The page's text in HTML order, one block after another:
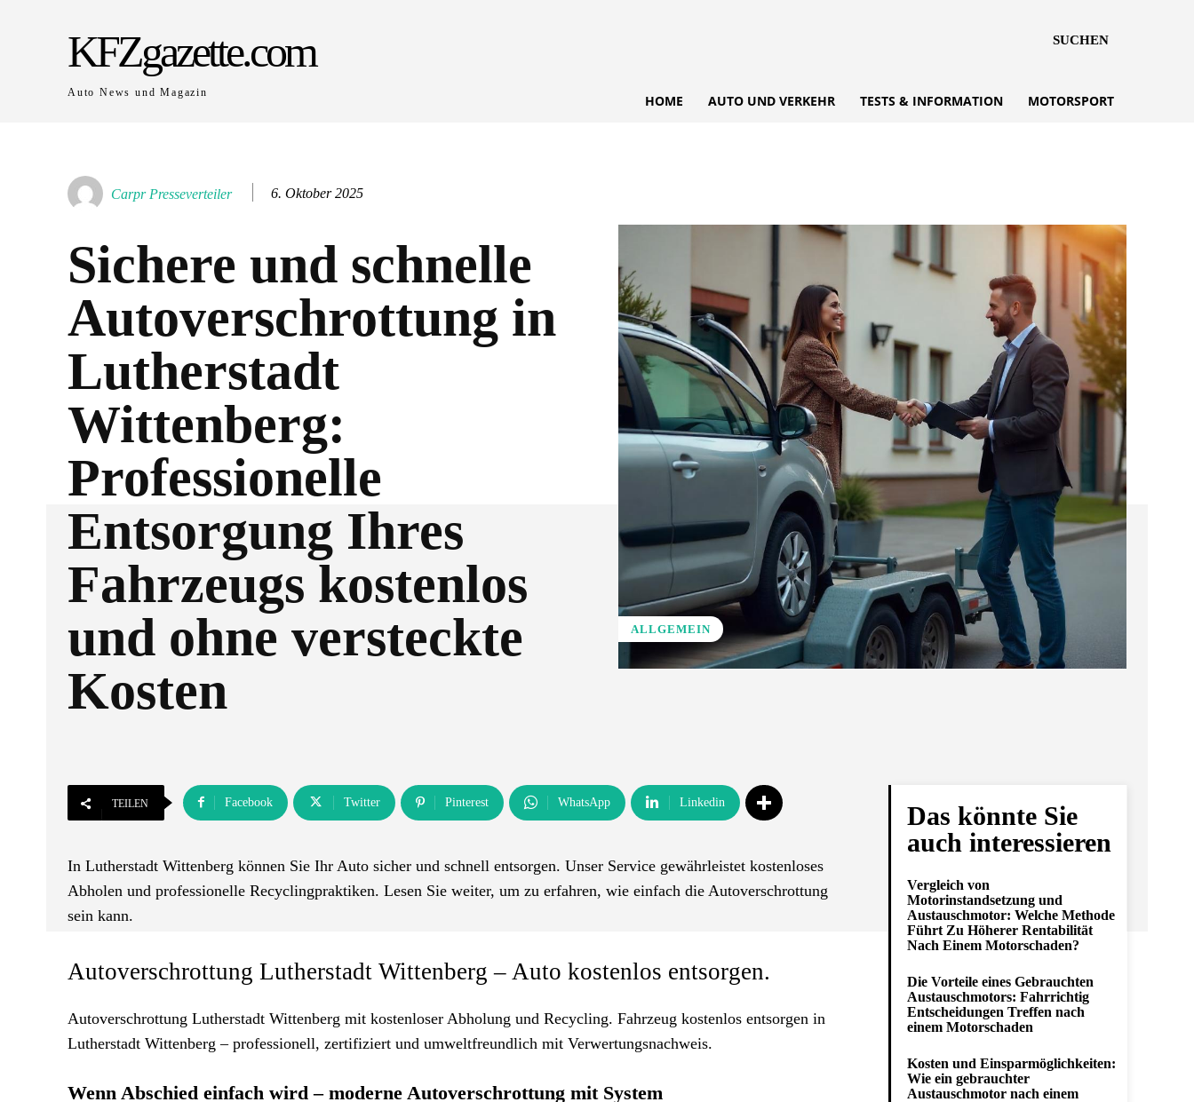
KFZgazette.com
Auto News und Magazin
SUCHEN
HOME AUTO UND VERKEHR TESTS & INFORMATION MOTORSPORT
Carpr Presseverteiler 6. Oktober 2025
Sichere und schnelle
Autoverschrottung in
Lutherstadt
Wittenberg:
Professionelle
Entsorgung Ihres
Fahrzeugs kostenlos
und ohne versteckte
Kosten
ALLGEMEIN
TEILEN Facebook Twitter Pinterest WhatsApp Linkedin
In Lutherstadt Wittenberg können Sie Ihr Auto sicher und schnell entsorgen. Unser Service gewährleistet kostenloses
Abholen und professionelle Recyclingpraktiken. Lesen Sie weiter, um zu erfahren, wie einfach die Autoverschrottung
sein kann.
Autoverschrottung Lutherstadt Wittenberg – Auto kostenlos entsorgen.
Autoverschrottung Lutherstadt Wittenberg mit kostenloser Abholung und Recycling. Fahrzeug kostenlos entsorgen in
Lutherstadt Wittenberg – professionell, zertifiziert und umweltfreundlich mit Verwertungsnachweis.
Wenn Abschied einfach wird – moderne Autoverschrottung mit System
Das könnte Sie
auch interessieren
Vergleich von
Motorinstandsetzung und
Austauschmotor: Welche Methode
Führt Zu Höherer Rentabilität
Nach Einem Motorschaden?
Die Vorteile eines Gebrauchten
Austauschmotors: Fahrrichtig
Entscheidungen Treffen nach
einem Motorschaden
Kosten und Einsparmöglichkeiten:
Wie ein gebrauchter
Austauschmotor nach einem